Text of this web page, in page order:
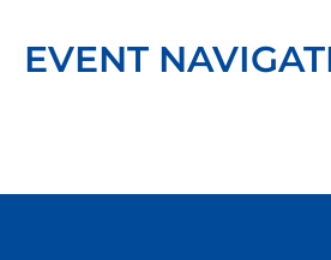
EVENT